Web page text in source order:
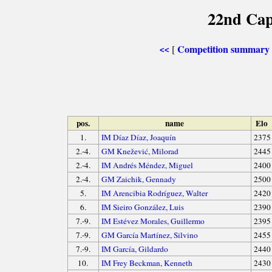
22nd
<< [Competition summary
pos. name Elo
1. IM Díaz Díaz, Joaquín 2375
2.-4.
GM Knežević, Milorad 2445
2.-4.
IM Andrés Méndez, Miguel 2400
2.-4.
GM Zaichik, Gennady 2500
5.
IM Arencibia Rodríguez, Walter 2420
6.
IM Sieiro González, Luis 2390
7.-9.
IM Estévez Morales, Guillermo 2395
7.-9.
GM García Martínez, Silvino 2455
7.-9.
IM García, Gildardo 2440
10.
IM Frey Beckman, Kenneth 2430